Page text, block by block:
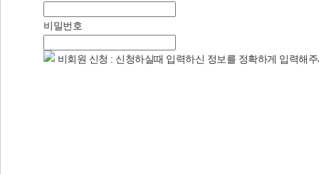
비밀번호
비회원 신청 : 신청하실때 입력하신 정보를 정확하게 입력해